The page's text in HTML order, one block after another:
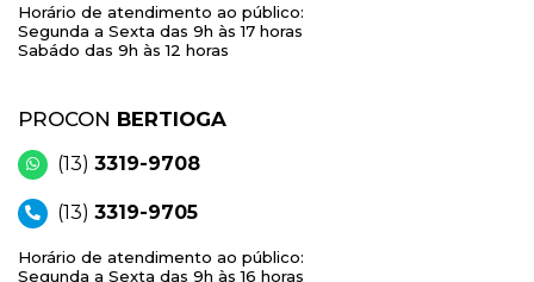
Horário de atendimento ao público:
Segunda a Sexta das 9h às 17 horas
Sabádo das 9h às 12 horas
PROCON BERTIOGA
(13) 3319-9708
(13) 3319-9705
Horário de atendimento ao público:
Segunda a Sexta das 9h às 16 horas